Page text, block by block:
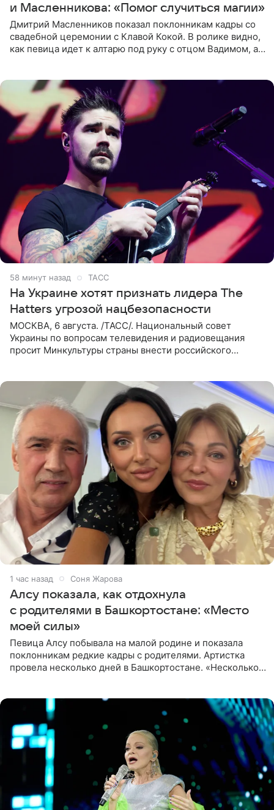
и Масленникова: «Помог случиться магии»
Дмитрий Масленников показал поклонникам кадры со
свадебной церемонии с Клавой Кокой. В ролике видно,
как певица идет к алтарю под руку с отцом Вадимом, а у
59 минут назад ТАСС
На Украине хотят признать лидера The
Hatters угрозой нацбезопасности
МОСКВА, 6 августа. /ТАСС/. Национальный совет
Украины по вопросам телевидения и радиовещания
просит Минкультуры страны внести российского
1 час назад Соня Жарова
Алсу показала, как отдохнула
с родителями в Башкортостане: «Место
моей силы»
Певица Алсу побывала на малой родине и показала
поклонникам редкие кадры с родителями. Артистка
провела несколько дней в Башкортостане. «Несколько